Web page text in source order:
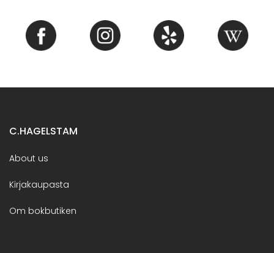
C.HAGELSTAM
About us
Kirjakaupasta
Om bokbutiken